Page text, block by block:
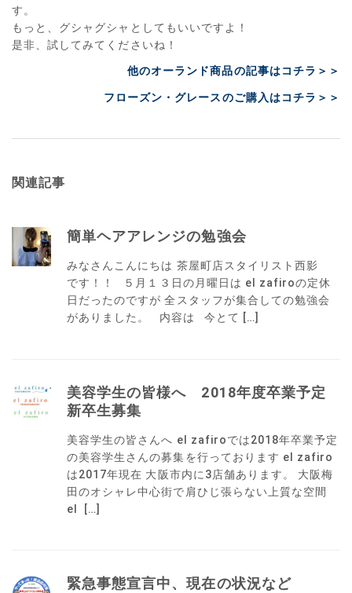
す。
もっと、グシャグシャとしてもいいですよ！
是非、試してみてくださいね！
他のオーランド商品の記事はコチラ＞＞
フローズン・グレースのご購入はコチラ＞＞
関連記事
簡単ヘアアレンジの勉強会
みなさんこんにちは 茶屋町店スタイリスト西影
です！！ ５月１３日の月曜日は el zafiroの定休
日だったのですが 全スタッフが集合しての勉強会
がありました。 内容は 今とて […]
美容学生の皆様へ 2018年度卒業予定
新卒生募集
美容学生の皆さんへ el zafiroでは2018年卒業予定
の美容学生さんの募集を行っております el zafiro
は2017年現在 大阪市内に3店舗あります。 大阪梅
田のオシャレ中心街で肩ひじ張らない上質な空間
el […]
緊急事態宣言中、現在の状況など